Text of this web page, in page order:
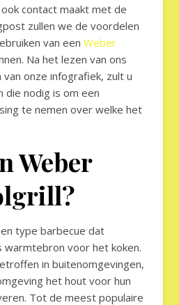
contact maakt met de
zullen we de voordelen
van een Weber
Na het lezen van ons
onze infografiek, zult u
die nodig is om een
te nemen over welke het
Weber
type barbecue dat
warmtebron voor het koken.
in buitenomgevingen,
het hout voor hun
Tot de meest populaire